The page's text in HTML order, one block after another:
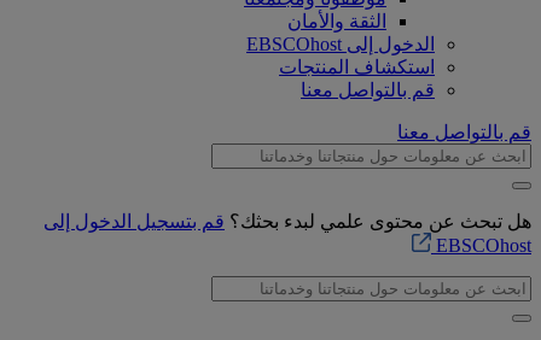
الثقة والأمان
الدخول إلى EBSCOhost
استكشاف المنتجات
قم بالتواصل معنا
قم بالتواصل معنا
هل تبحث عن محتوى علمي لبدء بحثك؟ قم بتسجيل الدخول إلى
EBSCOhost